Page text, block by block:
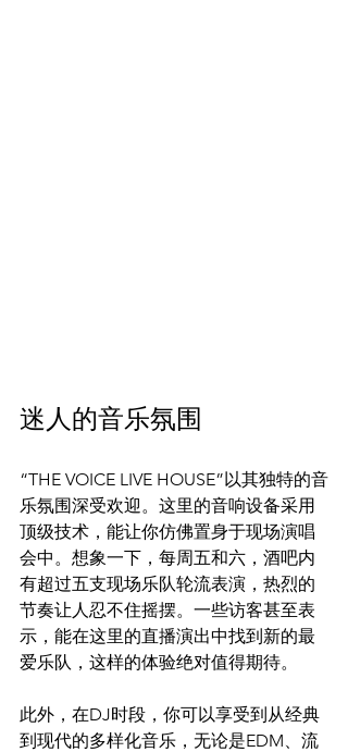
迷人的音乐氛围
“THE VOICE LIVE HOUSE”以其独特的音
乐氛围深受欢迎。这里的音响设备采用
顶级技术，能让你仿佛置身于现场演唱
会中。想象一下，每周五和六，酒吧内
有超过五支现场乐队轮流表演，热烈的
节奏让人忍不住摇摆。一些访客甚至表
示，能在这里的直播演出中找到新的最
爱乐队，这样的体验绝对值得期待。
此外，在DJ时段，你可以享受到从经典
到现代的多样化音乐，无论是EDM、流